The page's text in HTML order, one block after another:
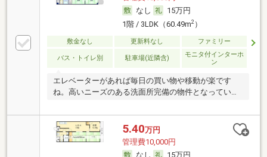
なし
15万円
1階 / 3LDK（60.49m2）
敷金なし 更新料なし ファミリー
バス・トイレ別 駐車場(近隣含)
モニタ付インターホ
ン
エレベーターがあれば毎日の買い物や移動が楽です
ね。高いニーズのある洗面所完備の物件となっていま
5.40万円
管理費10,000円
なし
15万円